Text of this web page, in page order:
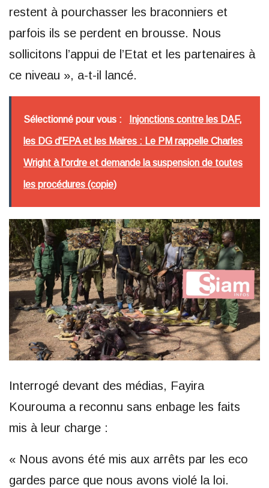
restent à pourchasser les braconniers et
parfois ils se perdent en brousse. Nous
sollicitons l’appui de l’Etat et les partenaires à
ce niveau », a-t-il lancé.
Sélectionné pour vous : Injonctions contre les DAF,
les DG d'EPA et les Maires : Le PM rappelle Charles
Wright à l'ordre et demande la suspension de toutes
les procédures (copie)
Interrogé devant des médias, Fayira
Kourouma a reconnu sans enbage les faits
mis à leur charge :
« Nous avons été mis aux arrêts par les eco
gardes parce que nous avons violé la loi.